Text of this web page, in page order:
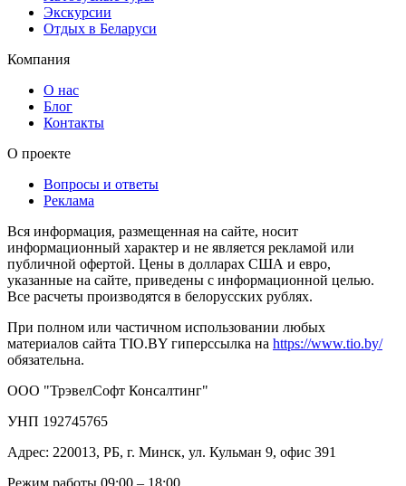
Экскурсии
Отдых в Беларуси
Компания
О нас
Блог
Контакты
О проекте
Вопросы и ответы
Реклама
Вся информация, размещенная на сайте, носит
информационный характер и не является рекламой или
публичной офертой. Цены в долларах США и евро,
указанные на сайте, приведены с информационной целью.
Все расчеты производятся в белорусских рублях.
При полном или частичном использовании любых
материалов сайта TIO.BY гиперссылка на https://www.tio.by/
обязательна.
ООО "ТрэвелСофт Консалтинг"
УНП 192745765
Адрес: 220013, РБ, г. Минск, ул. Кульман 9, офис 391
Режим работы 09:00 – 18:00